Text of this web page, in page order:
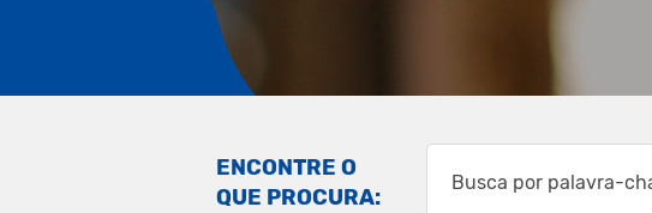
ENCONTRE O
QUE PROCURA: